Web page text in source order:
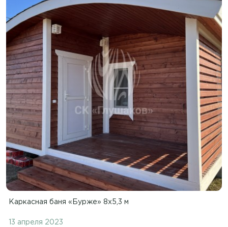
Каркасная баня «Бурже» 8х5,3 м
13 апреля 2023